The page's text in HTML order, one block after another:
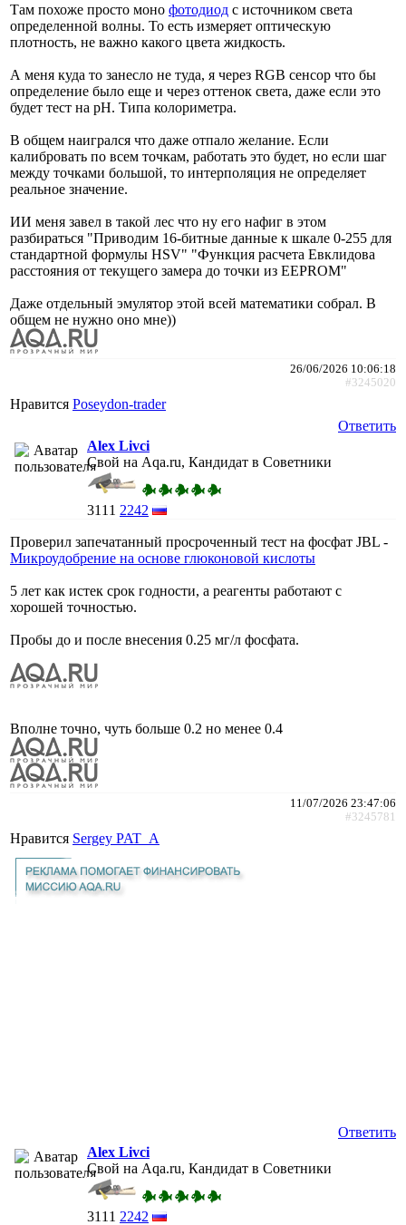
Там похоже просто моно фотодиод с источником света
определенной волны. То есть измеряет оптическую
плотность, не важно какого цвета жидкость.
А меня куда то занесло не туда, я через RGB сенсор что бы
определение было еще и через оттенок света, даже если это
будет тест на pH. Типа колориметра.
В общем наигрался что даже отпало желание. Если
калибровать по всем точкам, работать это будет, но если шаг
между точками большой, то интерполяция не определяет
реальное значение.
ИИ меня завел в такой лес что ну его нафиг в этом
разбираться "Приводим 16-битные данные к шкале 0-255 для
стандартной формулы HSV" "Функция расчета Евклидова
расстояния от текущего замера до точки из EEPROM"
Даже отдельный эмулятор этой всей математики собрал. В
общем не нужно оно мне))
26/06/2026 10:06:18
#3245020
Нравится Poseydon-trader
Ответить
Alex Livci
Свой на Aqa.ru, Кандидат в Советники
3111 2242
Проверил запечатанный просроченный тест на фосфат JBL -
Микроудобрение на основе глюконовой кислоты
5 лет как истек срок годности, а реагенты работают с
хорошей точностью.
Пробы до и после внесения 0.25 мг/л фосфата.
Вполне точно, чуть больше 0.2 но менее 0.4
11/07/2026 23:47:06
#3245781
Нравится Sergey PAT_A
Ответить
Alex Livci
Свой на Aqa.ru, Кандидат в Советники
3111 2242